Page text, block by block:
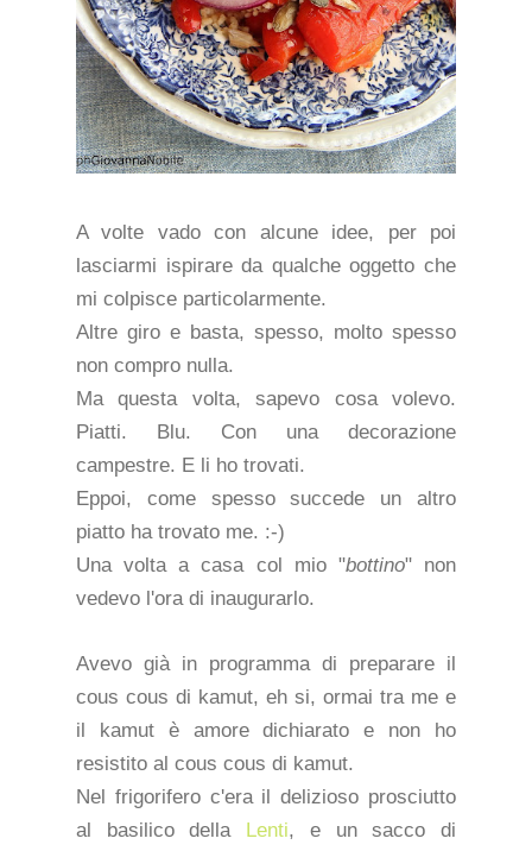
A volte vado con alcune idee, per poi
lasciarmi ispirare da qualche oggetto che
mi colpisce particolarmente.
Altre giro e basta, spesso, molto spesso
non compro nulla.
Ma questa volta, sapevo cosa volevo.
Piatti. Blu. Con una decorazione
campestre. E li ho trovati.
Eppoi, come spesso succede un altro
piatto ha trovato me. :-)
Una volta a casa col mio "bottino" non
vedevo l'ora di inaugurarlo.
Avevo già in programma di preparare il
cous cous di kamut, eh si, ormai tra me e
il kamut è amore dichiarato e non ho
resistito al cous cous di kamut.
Nel frigorifero c'era il delizioso prosciutto
al basilico della
Lenti, e un sacco di